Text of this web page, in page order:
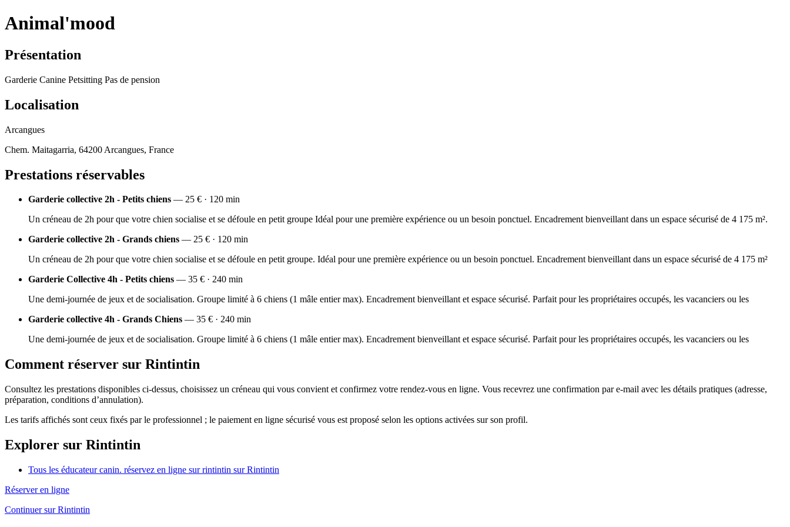
Animal'mood
Présentation
Garderie Canine Petsitting Pas de pension
Localisation
Arcangues
Chem. Maitagarria, 64200 Arcangues, France
Prestations réservables
Garderie collective 2h - Petits chiens — 25 € · 120 min
Un créneau de 2h pour que votre chien socialise et se défoule en petit groupe Idéal pour une première expérience ou un besoin ponctuel. Encadrement bienveillant dans un espace sécurisé de 4 175 m².
Garderie collective 2h - Grands chiens — 25 € · 120 min
Un créneau de 2h pour que votre chien socialise et se défoule en petit groupe. Idéal pour une première expérience ou un besoin ponctuel. Encadrement bienveillant dans un espace sécurisé de 4 175 m²
Garderie Collective 4h - Petits chiens — 35 € · 240 min
Une demi-journée de jeux et de socialisation. Groupe limité à 6 chiens (1 mâle entier max). Encadrement bienveillant et espace sécurisé. Parfait pour les propriétaires occupés, les vacanciers ou les
Garderie collective 4h - Grands Chiens — 35 € · 240 min
Une demi-journée de jeux et de socialisation. Groupe limité à 6 chiens (1 mâle entier max). Encadrement bienveillant et espace sécurisé. Parfait pour les propriétaires occupés, les vacanciers ou les
Comment réserver sur Rintintin
Consultez les prestations disponibles ci-dessus, choisissez un créneau qui vous convient et confirmez votre rendez-vous en ligne. Vous recevrez une confirmation par e-mail avec les détails pratiques (adresse,
préparation, conditions d’annulation).
Les tarifs affichés sont ceux fixés par le professionnel ; le paiement en ligne sécurisé vous est proposé selon les options activées sur son profil.
Explorer sur Rintintin
Tous les éducateur canin. réservez en ligne sur rintintin sur Rintintin
Réserver en ligne
Continuer sur Rintintin